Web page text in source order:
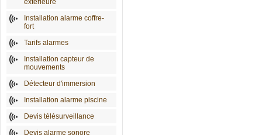
extérieure
Installation alarme coffre-
fort
Tarifs alarmes
Installation capteur de
mouvements
Détecteur d'immersion
Installation alarme piscine
Devis télésurveillance
Devis alarme sonore